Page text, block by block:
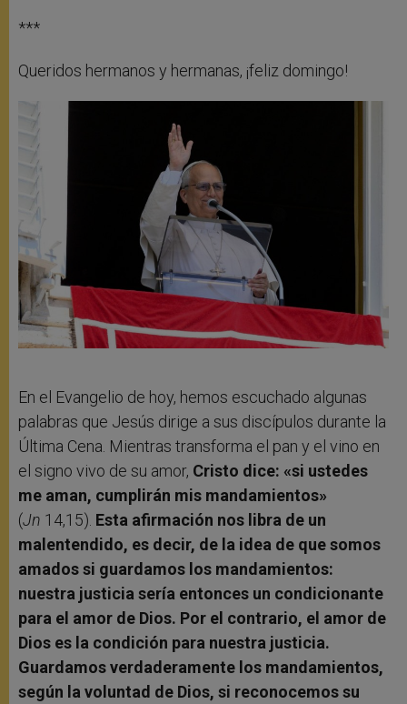
***
Queridos hermanos y hermanas, ¡feliz domingo!
En el Evangelio de hoy, hemos escuchado algunas
palabras que Jesús dirige a sus discípulos durante la
Última Cena. Mientras transforma el pan y el vino en
el signo vivo de su amor, Cristo dice: «si ustedes
me aman, cumplirán mis mandamientos»
(Jn 14,15). Esta afirmación nos libra de un
malentendido, es decir, de la idea de que somos
amados si guardamos los mandamientos:
nuestra justicia sería entonces un condicionante
para el amor de Dios. Por el contrario, el amor de
Dios es la condición para nuestra justicia.
Guardamos verdaderamente los mandamientos,
según la voluntad de Dios, si reconocemos su